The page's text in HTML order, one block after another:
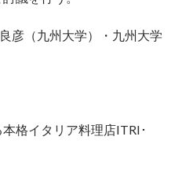
（九州大学）・九州大学
格イタリア料理店ITRI･